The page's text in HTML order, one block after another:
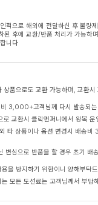
적으로 해외에 전달하신 후 불량
된 후에 교환/반품 처리가 가능하
니다
상품으로도 교환 가능하며, 교환
비 3,000+고객님께 다시 발송되
로 교환시 클릭앤퍼니에서 왕복 운
타 상품이나 옵션 변경시 배송
변심으로 반품을 할 경우 초기
을 방지하기 위함이니 양해부탁
모든 도선료는 고객님께서 부담